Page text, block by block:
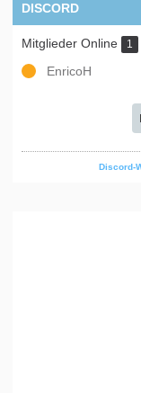
DISCORD
Mitglieder Online 1
EnricoH
Discord-